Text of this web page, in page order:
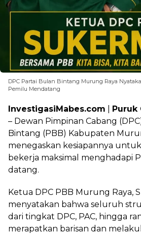
DPC Partai Bulan Bintang Murung Raya
Pemilu Mendatang
InvestigasiMabes.com Puruk
– Dewan Pimpinan Cabang
Bintang (PBB) Kabupaten
menegaskan kesiapannya
bekerja maksimal menghadapi
datang.
Ketua DPC PBB Murung Raya,
menyatakan bahwa seluruh
dari tingkat DPC, PAC, hingga
merapatkan barisan dan